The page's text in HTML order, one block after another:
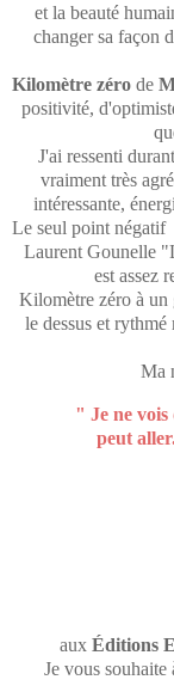
et la beauté
changer sa façon
Kilomètre zéro de
positivité,
J'ai ressenti
vraiment très
intéressante,
Le seul point négatif
Laurent Gounelle
est assez
Kilomètre zéro à un
le dessus et
Ma
" Je ne vois
peut
aux Éditions
Je vous souhaite